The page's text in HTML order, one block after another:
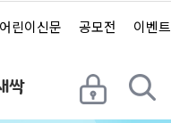
어린이신문 공모전 이벤트
싹